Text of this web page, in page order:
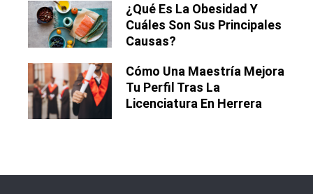
¿Qué Es La Obesidad Y
Cuáles Son Sus Principales
Causas?
Cómo Una Maestría Mejora
Tu Perfil Tras La
Licenciatura En Herrera